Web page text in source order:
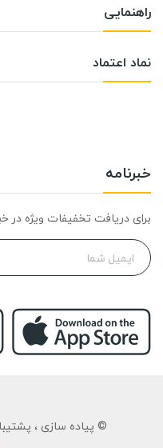
راهنمایی
نماد اعتماد
خبرنامه
برای دریافت تخفیفات ویژه در
© پیاده سازی ،